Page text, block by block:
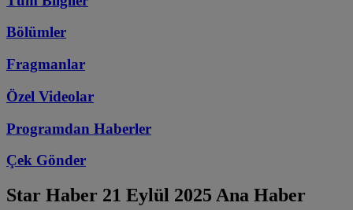
Bölümler
Fragmanlar
Özel Videolar
Programdan Haberler
Çek Gönder
Star Haber 21 Eylül 2025 Ana Haber